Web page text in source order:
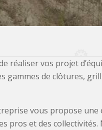
réaliser vos projet
gammes de clôtures,
vous propose une
pros et des